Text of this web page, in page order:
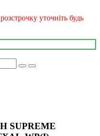
уточніть будь
SUPREME